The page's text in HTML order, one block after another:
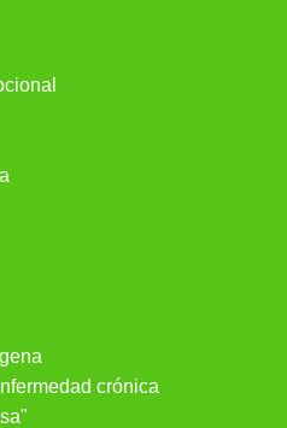
crónica